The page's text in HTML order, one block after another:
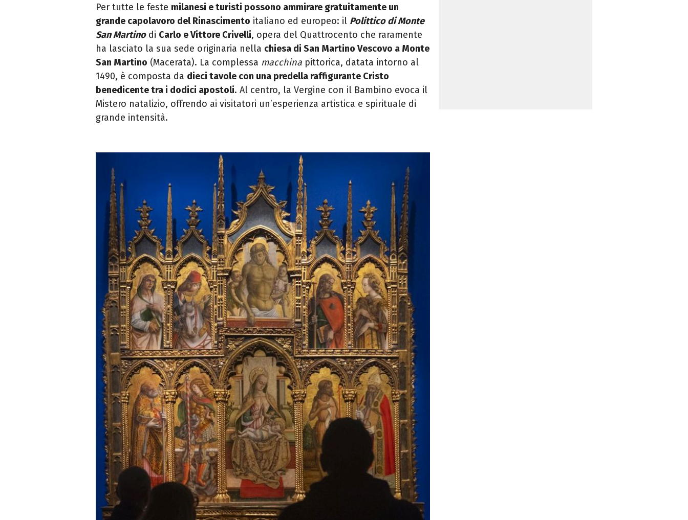
Per tutte le feste milanesi e turisti possono ammirare gratuitamente un
grande capolavoro del Rinascimento italiano ed europeo: il Polittico di Monte
San Martinodi Carlo e Vittore Crivelli, opera del Quattrocento che raramente
ha lasciato la sua sede originaria nella chiesa di San Martino Vescovo a Monte
San Martino (Macerata). La complessa macchina pittorica, datata intorno al
1490, è composta da dieci tavole con una predella raffigurante Cristo
benedicente tra i dodici apostoli. Al centro, la Vergine con il Bambino evoca il
Mistero natalizio, offrendo ai visitatori un’esperienza artistica e spirituale di
grande intensità.